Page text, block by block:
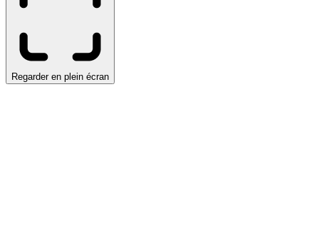
Regarder en plein écran